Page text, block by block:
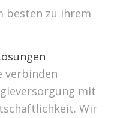
besten zu Ihrem
verbinden
mit
Wir